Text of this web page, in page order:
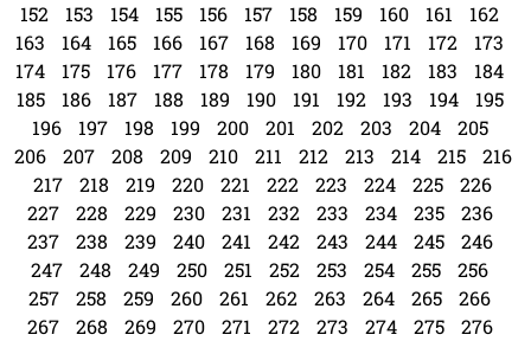
152
153 154 155 156 157 158 159 160 161
162
163
164 165 166 167 168 169 170 171 172
173
174
175 176 177 178 179 180 181 182 183
184
185
186 187 188 189 190 191 192 193 194
195
196
197 198 199 200 201 202 203 204
205
206
207 208 209 210 211 212 213 214 215
216
217
218 219 220 221 222 223 224 225
226
227
228 229 230 231 232 233 234 235
236
237
238 239 240 241 242 243 244 245
246
247
248 249 250 251 252 253 254 255
256
257
258 259 260 261 262 263 264 265
266
267
268 269 270 271 272 273 274 275
276